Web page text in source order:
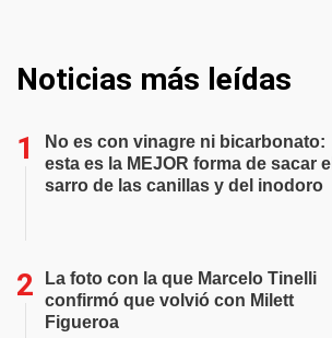
Noticias más leídas
No es con vinagre ni bicarbonato:
esta es la MEJOR forma de sacar el
sarro de las canillas y del inodoro
La foto con la que Marcelo Tinelli
confirmó que volvió con Milett
Figueroa